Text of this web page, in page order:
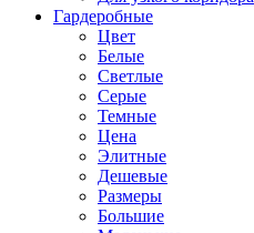
Гардеробные
Цвет
Белые
Светлые
Серые
Темные
Цена
Элитные
Дешевые
Размеры
Большие